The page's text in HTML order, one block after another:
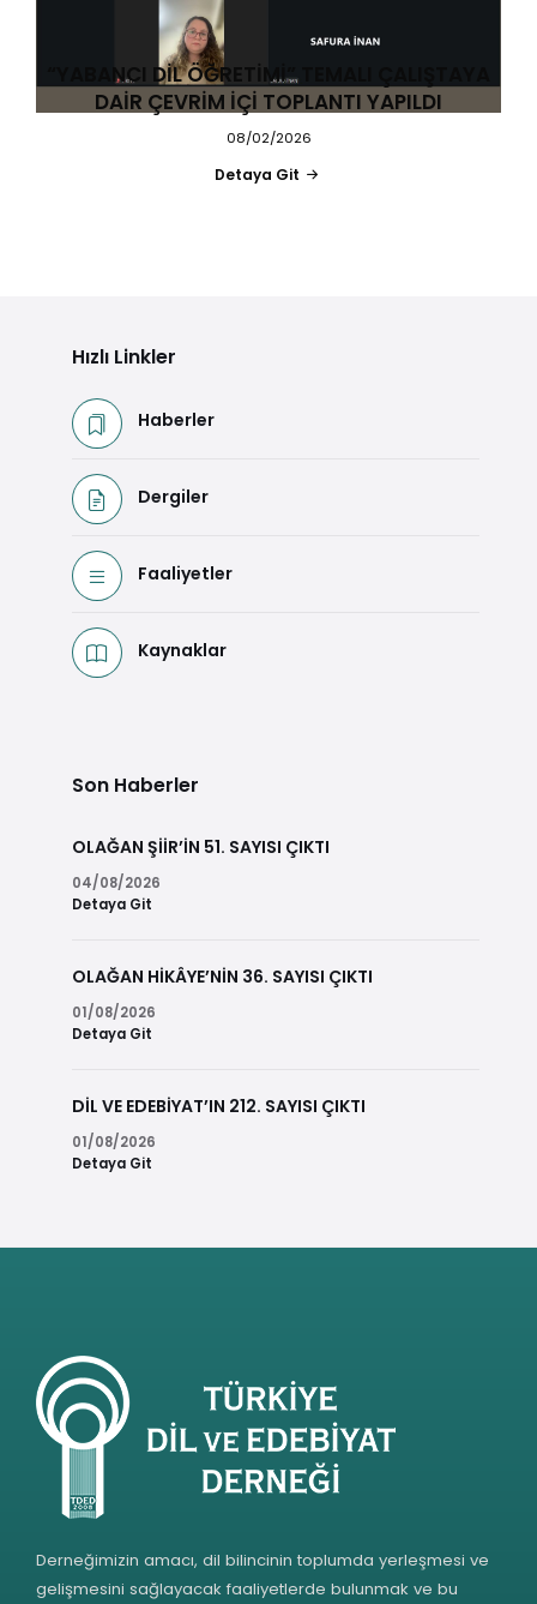
“YABANCI DİL ÖĞRETİMİ” TEMALI ÇALIŞTAYA
DAİR ÇEVRİM İÇİ TOPLANTI YAPILDI
08/02/2026
Detaya Git
Hızlı Linkler
Haberler
Dergiler
Faaliyetler
Kaynaklar
Son Haberler
OLAĞAN ŞİİR’İN 51. SAYISI ÇIKTI
04/08/2026
Detaya Git
OLAĞAN HİKÂYE’NİN 36. SAYISI ÇIKTI
01/08/2026
Detaya Git
DİL VE EDEBİYAT’IN 212. SAYISI ÇIKTI
01/08/2026
Detaya Git
Derneğimizin amacı, dil bilincinin toplumda yerleşmesi ve
gelişmesini sağlayacak faaliyetlerde bulunmak ve bu